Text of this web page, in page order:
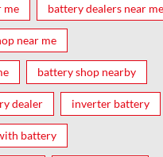
me battery dealers near me
near me
battery shop nearby
dealer inverter battery
battery